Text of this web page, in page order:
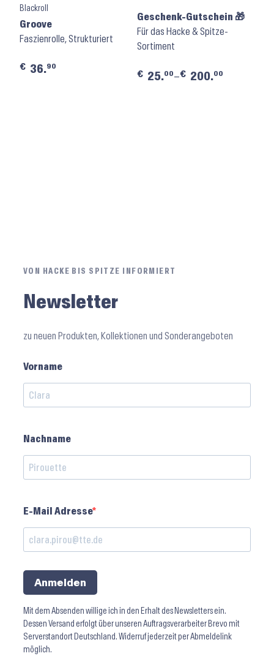
Blackroll
Groove
Faszienrolle, Strukturiert
€ 36.90
Geschenk-Gutschein 🎁
Für das Hacke & Spitze-
Sortiment
€ 25.00–€ 200.00
VON HACKE BIS SPITZE INFORMIERT
Newsletter
zu neuen Produkten, Kollektionen und Sonderangeboten
Vorname
Nachname
E-Mail Adresse
Anmelden
Mit dem Absenden willige ich in den Erhalt des Newsletters ein.
Dessen Versand erfolgt über unseren Auftragsverarbeiter Brevo mit
Serverstandort Deutschland. Widerruf jederzeit per Abmeldelink
möglich.